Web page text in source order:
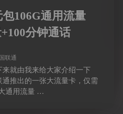
106G通用流量
分钟通话
联通
就由我来给大家介绍一下
推出的一张大流量卡，仅需
通用流量 …